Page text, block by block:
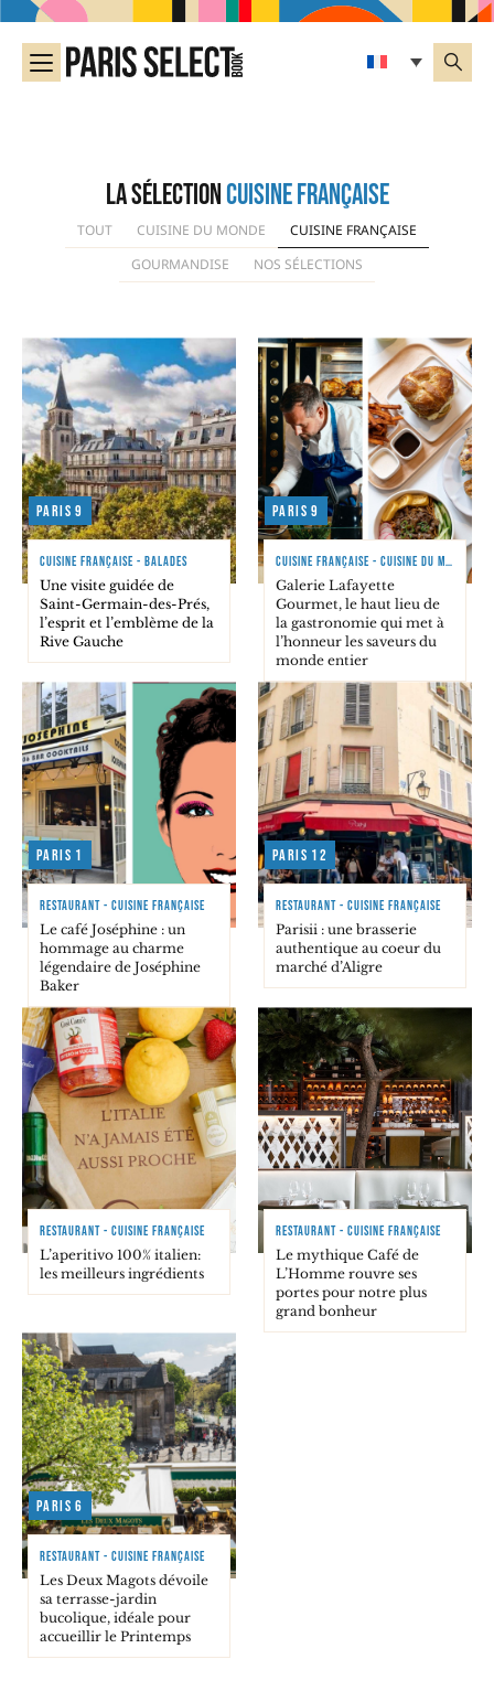
La sélectionCuisine Française
TOUT CUISINE DU MONDE
CUISINE FRANÇAISE
GOURMANDISE
NOS SÉLECTIONS
Paris 9
CUISINE FRANÇAISE - BALADES
Une visite guidée de
Saint-Germain-des-Prés,
l’esprit et l’emblème de la
Rive Gauche
Paris 9
CUISINE FRANÇAISE - CUISINE DU MONDE
Galerie Lafayette
Gourmet, le haut lieu de
la gastronomie qui met à
l’honneur les saveurs du
monde entier
Paris 1
RESTAURANT - CUISINE FRANÇAISE
Le café Joséphine : un
hommage au charme
légendaire de Joséphine
Baker
Paris 12
RESTAURANT - CUISINE FRANÇAISE
Parisii : une brasserie
authentique au coeur du
marché d’Aligre
RESTAURANT - CUISINE FRANÇAISE
L’aperitivo 100% italien:
les meilleurs ingrédients
RESTAURANT - CUISINE FRANÇAISE
Le mythique Café de
L’Homme rouvre ses
portes pour notre plus
grand bonheur
Paris 6
RESTAURANT - CUISINE FRANÇAISE
Les Deux Magots dévoile
sa terrasse-jardin
bucolique, idéale pour
accueillir le Printemps